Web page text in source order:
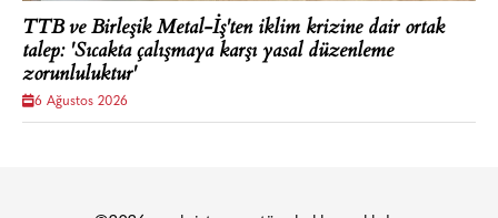
TTB ve Birleşik Metal-İş'ten iklim krizine dair ortak
talep: 'Sıcakta çalışmaya karşı yasal düzenleme
zorunluluktur'
6 Ağustos 2026